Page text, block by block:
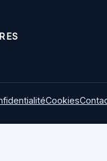
Cookies